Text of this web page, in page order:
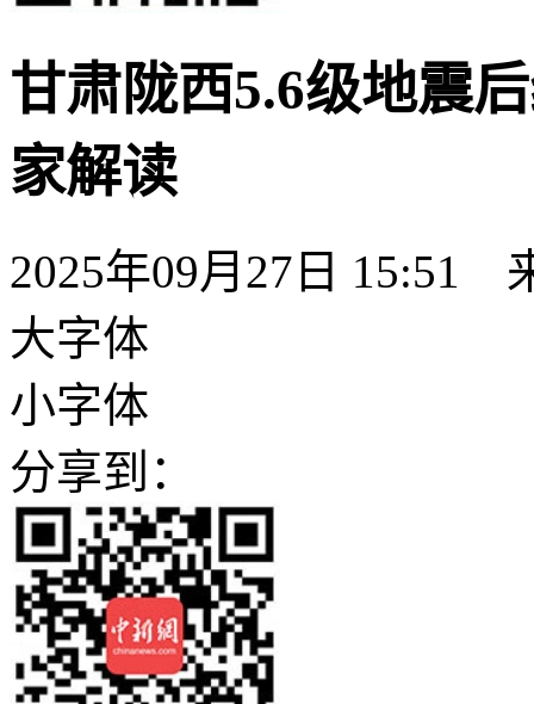
甘肃陇西5.6级地震
家解读
2025年09月27日 15:51
大字体
小字体
分享到：